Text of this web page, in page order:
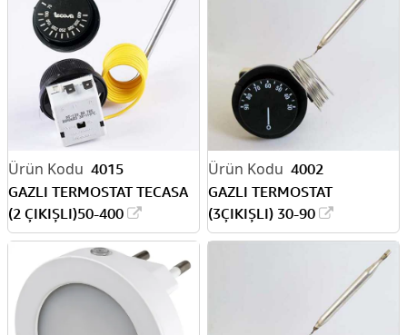
4015
GAZLI TERMOSTAT TECASA
(2 ÇIKIŞLI)50-400
4002
GAZLI TERMOSTAT
(3ÇIKIŞLI) 30-90